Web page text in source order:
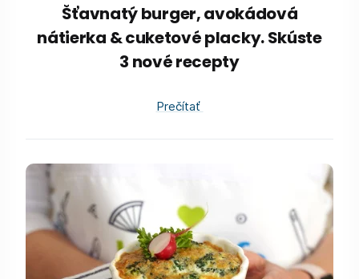
Šťavnatý burger, avokádová
nátierka & cuketové placky. Skúste
3 nové recepty
Prečítať